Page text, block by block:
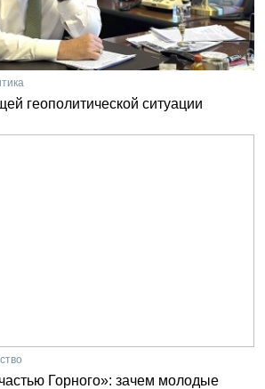
геополитической ситуации
Горного»: зачем молодые